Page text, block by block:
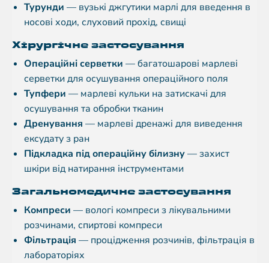
Турунди — вузькі джгутики марлі для введення в
носові ходи, слуховий прохід, свищі
Хірургічне застосування
Операційні серветки — багатошарові марлеві
серветки для осушування операційного поля
Тупфери — марлеві кульки на затискачі для
осушування та обробки тканин
Дренування — марлеві дренажі для виведення
ексудату з ран
Підкладка під операційну білизну— захист
шкіри від натирання інструментами
Загальномедичне застосування
Компреси — вологі компреси з лікувальними
розчинами, спиртові компреси
Фільтрація — процідження розчинів, фільтрація в
лабораторіях